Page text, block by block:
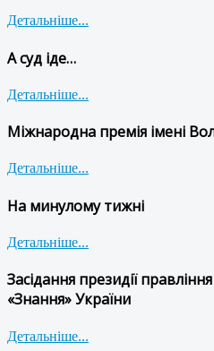
Детальніше...
А суд іде…
Детальніше...
Міжнародна премія імені
Детальніше...
На минулому тижні
Детальніше...
Засідання президії
«Знання» України
Детальніше...